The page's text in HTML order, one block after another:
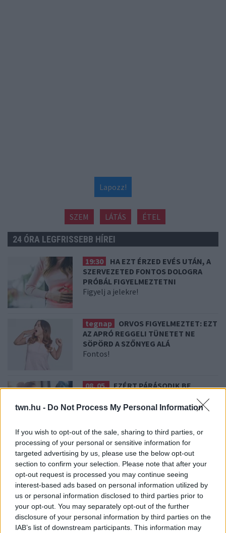
twn.hu - Do Not Process My Personal Information
If you wish to opt-out of the sale, sharing to third parties, or
processing of your personal or sensitive information for
targeted advertising by us, please use the below opt-out
section to confirm your selection. Please note that after your
opt-out request is processed you may continue seeing
interest-based ads based on personal information utilized by
us or personal information disclosed to third parties prior to
your opt-out. You may separately opt-out of the further
disclosure of your personal information by third parties on the
IAB’s list of downstream participants. This information may
Lapozz!
SZEM LÁTÁS ÉTEL
24 ÓRA LEGFRISSEBB HÍREI
19:30
HA EZT ÉRZED EVÉS UTÁN, A
SZERVEZETED FONTOS DOLOGRA
PRÓBÁL FIGYELMEZTETNI
Figyelj a jelekre!
tegnap
ORVOS FIGYELMEZTET: EZT
AZ APRÓ REGGELI TÜNETET NE
SÖPÖRD A SZŐNYEG ALÁ
Fontos!
08. 05.
EZÉRT PÁRÁSODIK BE
A MEGOLDÁS, MINT GONDOLNÁD
08. 04.
NEM ECETTEL ÉS NEM
SZÓDABIKARBÓNÁVAL: EZZEL LESZ
ÚJRA CSILLOGÓ A VÍZKÖVES CSAP
A legjobb trükk
08. 03.
HA MINDIG EZT A MONDATOT HASZNÁLOD, AZ
RENDKÍVÜL MAGAS ÉRZELMI INTELLIGENCIÁRA UTALHAT